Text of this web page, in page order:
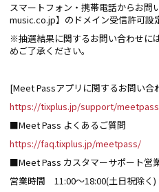
スマートフォン・携帯電話からお問
music.co.jp】のドメイン受信許可設
※抽選結果に関するお問い合わせに
めご了承ください。
[Meet Passアプリに関するお問い合
https://tixplus.jp/support/
■Meet Pass よくあるご質問
https://faq.tixplus.jp/meetpass/
■Meet Pass カスタマーサポート営
営業時間 11:00～18:00(土日祝除く)